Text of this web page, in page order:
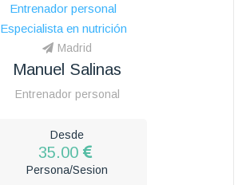
Entrenador personal
Especialista en nutrición
Madrid
Manuel Salinas
Entrenador personal
Desde
35.00
Persona/Sesion